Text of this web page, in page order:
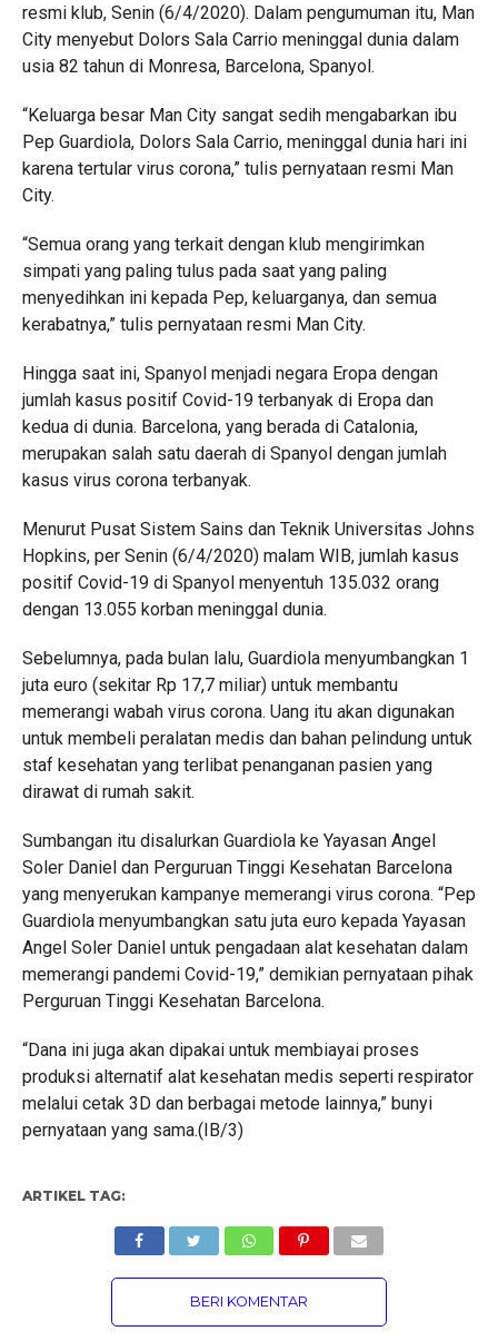
resmi klub, Senin (6/4/2020). Dalam pengumuman itu, Man
City menyebut Dolors Sala Carrio meninggal dunia dalam
usia 82 tahun di Monresa, Barcelona, Spanyol.
“Keluarga besar Man City sangat sedih mengabarkan ibu
Pep Guardiola, Dolors Sala Carrio, meninggal dunia hari ini
karena tertular virus corona,” tulis pernyataan resmi Man
City.
“Semua orang yang terkait dengan klub mengirimkan
simpati yang paling tulus pada saat yang paling
menyedihkan ini kepada Pep, keluarganya, dan semua
kerabatnya,” tulis pernyataan resmi Man City.
Hingga saat ini, Spanyol menjadi negara Eropa dengan
jumlah kasus positif Covid-19 terbanyak di Eropa dan
kedua di dunia. Barcelona, yang berada di Catalonia,
merupakan salah satu daerah di Spanyol dengan jumlah
kasus virus corona terbanyak.
Menurut Pusat Sistem Sains dan Teknik Universitas Johns
Hopkins, per Senin (6/4/2020) malam WIB, jumlah kasus
positif Covid-19 di Spanyol menyentuh 135.032 orang
dengan 13.055 korban meninggal dunia.
Sebelumnya, pada bulan lalu, Guardiola menyumbangkan 1
juta euro (sekitar Rp 17,7 miliar) untuk membantu
memerangi wabah virus corona. Uang itu akan digunakan
untuk membeli peralatan medis dan bahan pelindung untuk
staf kesehatan yang terlibat penanganan pasien yang
dirawat di rumah sakit.
Sumbangan itu disalurkan Guardiola ke Yayasan Angel
Soler Daniel dan Perguruan Tinggi Kesehatan Barcelona
yang menyerukan kampanye memerangi virus corona. “Pep
Guardiola menyumbangkan satu juta euro kepada Yayasan
Angel Soler Daniel untuk pengadaan alat kesehatan dalam
memerangi pandemi Covid-19,” demikian pernyataan pihak
Perguruan Tinggi Kesehatan Barcelona.
“Dana ini juga akan dipakai untuk membiayai proses
produksi alternatif alat kesehatan medis seperti respirator
melalui cetak 3D dan berbagai metode lainnya,” bunyi
pernyataan yang sama.(IB/3)
ARTIKEL TAG:
BERI KOMENTAR